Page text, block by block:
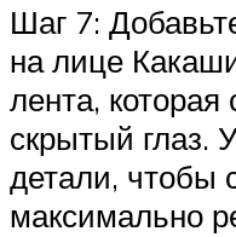
Шаг 7:
на лице
лента, которая
скрытый глаз.
детали, чтобы
максимально